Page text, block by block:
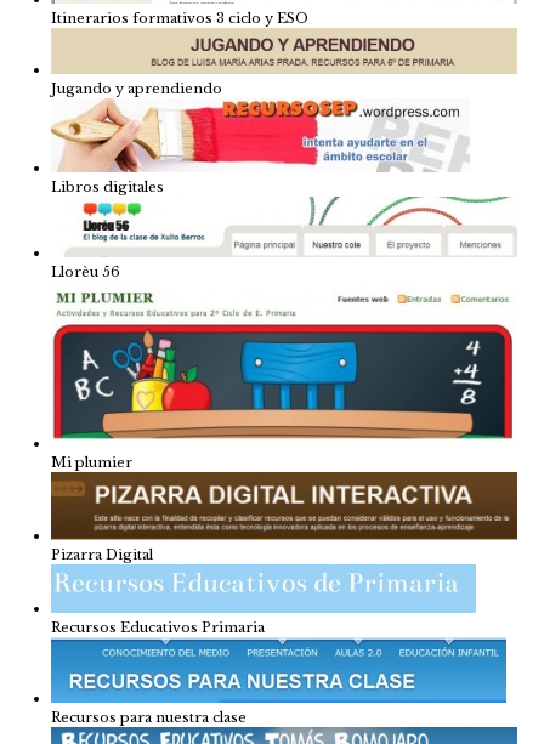
Itinerarios formativos 3 ciclo y ESO
Jugando y aprendiendo
Libros digitales
Llorèu 56
Mi plumier
Pizarra Digital
Recursos Educativos Primaria
Recursos para nuestra clase